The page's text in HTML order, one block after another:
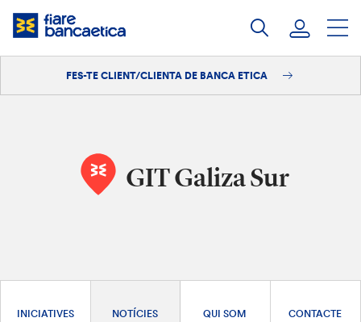
Salta
Iniciar sessióFES-TE CLIENT/CLIENTA DE BANCA ETICA
GIT Galiza Sur
INICIATIVES NOTÍCIES QUI SOM CONTACTE